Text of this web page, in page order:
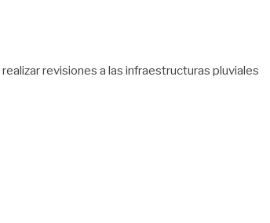
revisiones a las infraestructuras pluviales